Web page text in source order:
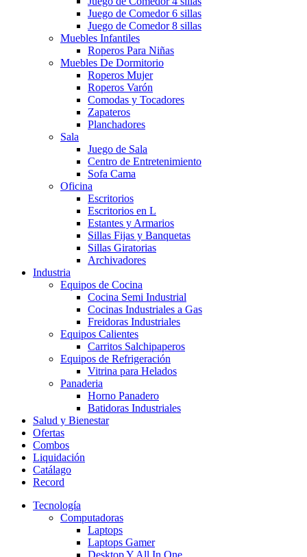
Juego de Comedor 6 sillas
Juego de Comedor 8 sillas
Muebles Infantiles
Roperos Para Niñas
Muebles De Dormitorio
Roperos Mujer
Roperos Varón
Comodas y Tocadores
Zapateros
Planchadores
Sala
Juego de Sala
Centro de Entretenimiento
Sofa Cama
Oficina
Escritorios
Escritorios en L
Estantes y Armarios
Sillas Fijas y Banquetas
Sillas Giratorias
Archivadores
Industria
Equipos de Cocina
Cocina Semi Industrial
Cocinas Industriales a Gas
Freidoras Industriales
Equipos Calientes
Carritos Salchipaperos
Equipos de Refrigeración
Vitrina para Helados
Panaderia
Horno Panadero
Batidoras Industriales
Salud y Bienestar
Ofertas
Combos
Liquidación
Catálago
Record
Tecnología
Computadoras
Laptops
Laptops Gamer